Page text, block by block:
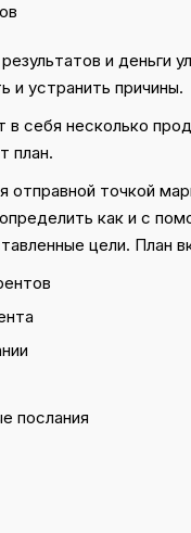
и
и устранить причины.
в себя несколько
план.
отправной точкой
как и с
цели. План
послания